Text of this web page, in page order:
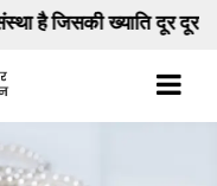
रत्न , रुद्राक्ष , शंख